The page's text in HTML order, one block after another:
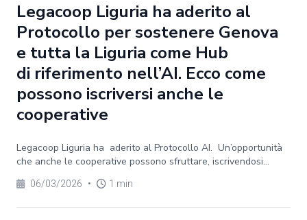
Legacoop Liguria ha aderito al
Protocollo per sostenere Genova
e tutta la Liguria come Hub
di riferimento nell’AI. Ecco come
possono iscriversi anche le
cooperative
Legacoop Liguria ha aderito al Protocollo AI. Un’opportunità
che anche le cooperative possono sfruttare, iscrivendosi...
06/03/2026 • 1 min